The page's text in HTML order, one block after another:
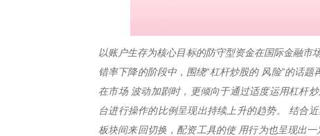
以账户生存为核心目标的防守型资金在国际金融市
错率下降的阶段中，围绕“杠杆炒股的 风险”的话
在市场 波动加剧时，更倾向于通过适度运用杠杆
台进行操作的比例呈现出持续上升的趋势。 结合
板块间来回切换，配资工具的使 用行为也呈现出